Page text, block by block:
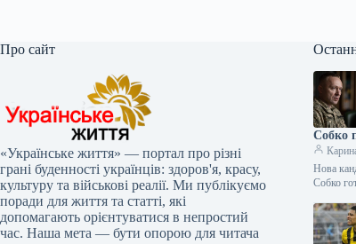
Про сайт
«Українське життя» — портал про різні
грані буденності українців: здоров'я, красу,
культуру та військові реалії. Ми публікуємо
поради для життя та статті, які
допомагають орієнтуватися в непростий
час. Наша мета — бути опорою для читача
Собко
Нова
Собко